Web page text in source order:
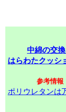
中綿の交
はらわたクッシ
参考情報
ポリウレタンは